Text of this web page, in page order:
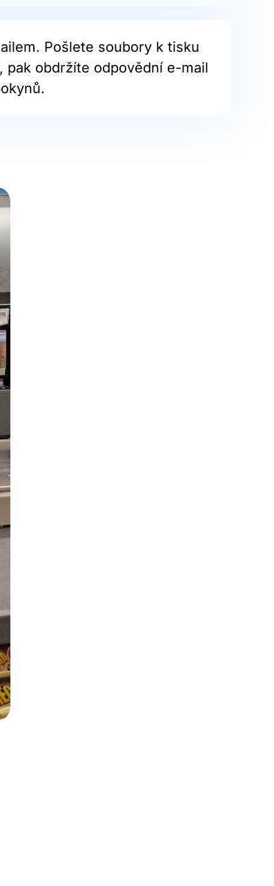
Pošlete soubory k tisku
, pak obdržíte odpovědní e-mail